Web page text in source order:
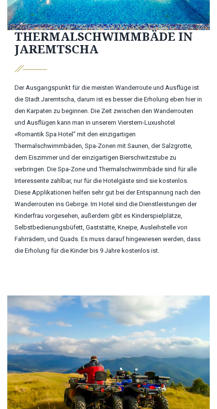
THERMALSCHWIMMBÄDE IN
JAREMTSCHA
Der Ausgangspunkt für die meisten Wanderroute und Ausflüge ist
die Stadt Jaremtscha, darum ist es besser die Erholung eben hier in
den Karpaten zu beginnen. Die Zeit zwischen den Wanderrouten
und Ausflügen kann man in unserem Vierstern-Luxushotel
«Romantik Spa Hotel“ mit den einzigartigen
Thermalschwimmbäden, Spa-Zonen mit Saunen, der Salzgrotte,
dem Eiszimmer und der einzigartigen Bierschwitzstube zu
verbringen. Die Spa-Zone und Thermalschwimmbäde sind für alle
Interessente zahlbar, nur für die Hotelgäste sind sie kostenlos.
Diese Applikationen helfen sehr gut bei der Entspannung nach den
Wanderrouten ins Gebirge. Im Hotel sind die Dienstleistungen der
Kinderfrau vorgesehen, außerdem gibt es Kinderspielplätze,
Selbstbedienungsbüfett, Gaststätte, Kneipe, Ausleihstelle von
Fahrrädern, und Quads. Es muss darauf hingewiesen werden, dass
die Erholung für die Kinder bis 9 Jahre kostenlos ist.